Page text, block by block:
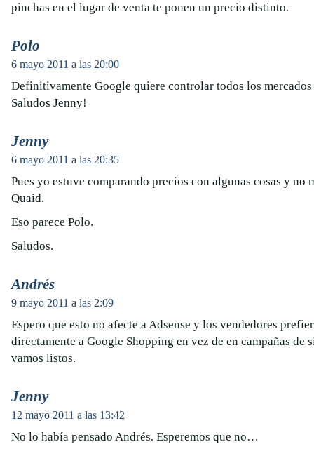
pinchas en el lugar de venta te ponen un precio distinto.
Polo
6 mayo 2011 a las 20:00
Definitivamente Google quiere controlar todos los
Saludos Jenny!
Jenny
6 mayo 2011 a las 20:35
Pues yo estuve comparando precios con algunas cosas y no
Quaid.
Eso parece Polo.
Saludos.
Andrés
9 mayo 2011 a las 2:09
Espero que esto no afecte a Adsense y los vendedores
directamente a Google Shopping en vez de en campañas de
vamos listos.
Jenny
12 mayo 2011 a las 13:42
No lo había pensado Andrés. Esperemos que no…